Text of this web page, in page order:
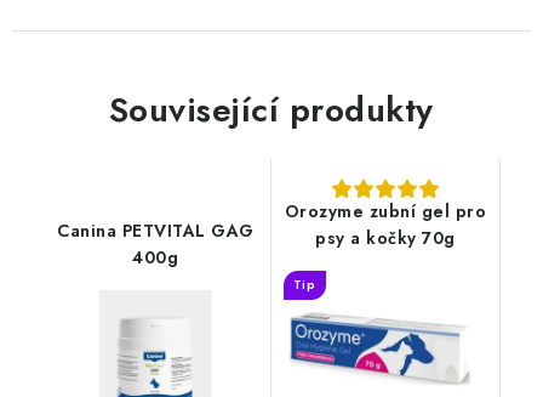
Související produkty
Canina PETVITAL GAG
400g
Orozyme zubní gel pro
psy a kočky 70g
Tip